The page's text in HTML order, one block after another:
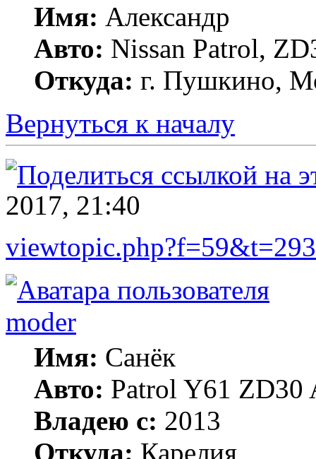
Имя: Александр
Авто: Nissan Patrol,
Откуда: г. Пушкино,
Вернуться к началу
2017, 21:40
viewtopic.php?f=59&t=293
moder
Имя: Санёк
Авто: Patrol Y61 ZD30
Владею с: 2013
Откуда: Карелия